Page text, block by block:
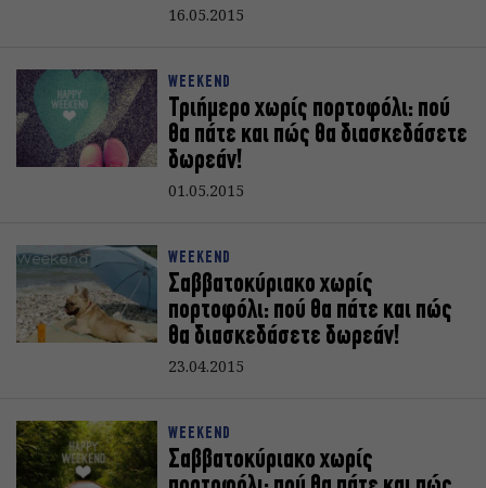
16.05.2015
WEEKEND
Τριήμερο χωρίς πορτοφόλι: πού
θα πάτε και πώς θα διασκεδάσετε
δωρεάν!
01.05.2015
WEEKEND
Σαββατοκύριακο χωρίς
πορτοφόλι: πού θα πάτε και πώς
θα διασκεδάσετε δωρεάν!
23.04.2015
WEEKEND
Σαββατοκύριακο χωρίς